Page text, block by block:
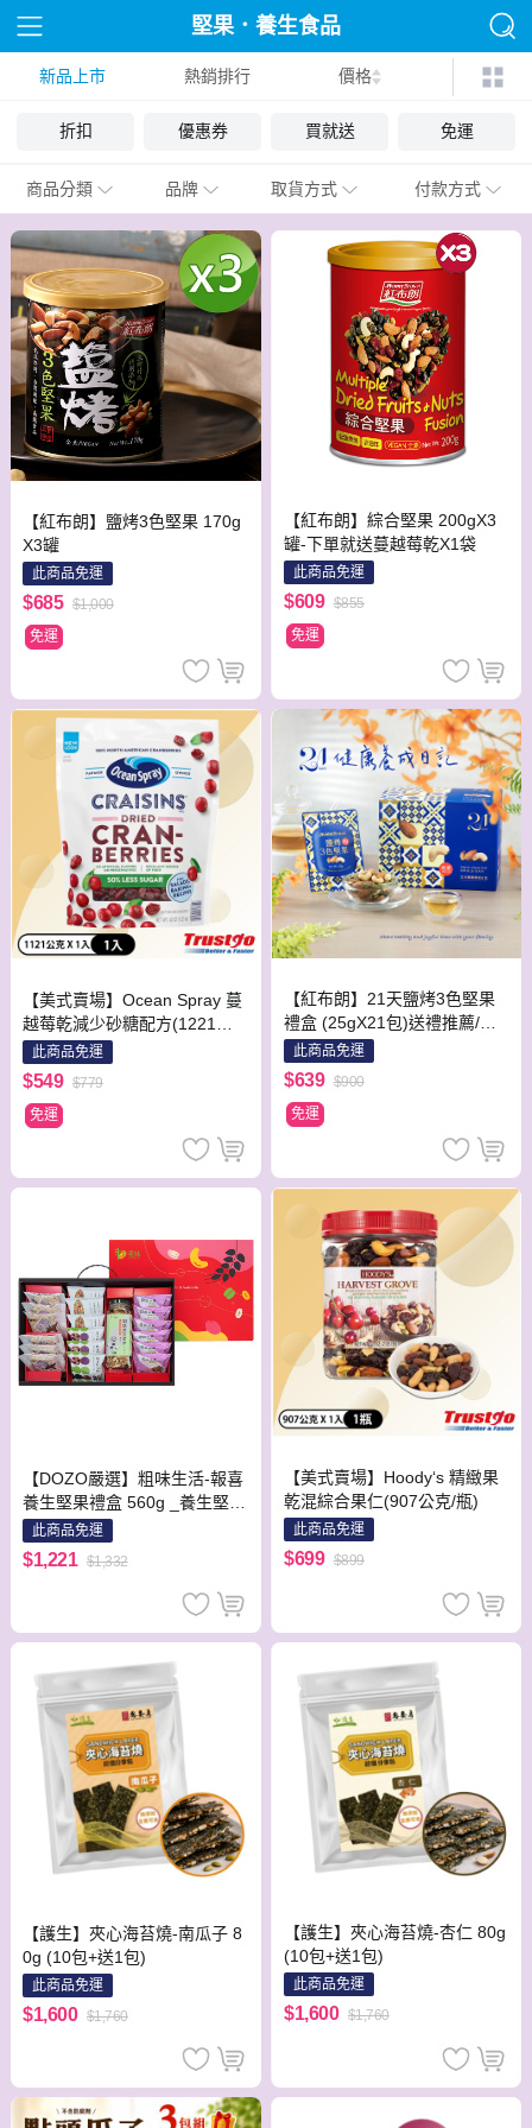
堅果．養生食品
新品上市 熱銷排行 價格
折扣 優惠券 買就送 免運
商品分類 品牌 取貨方式 付款方式
【紅布朗】鹽烤3色堅果 170g
X3罐
此商品免運
$685 $1,000
免運
【紅布朗】綜合堅果 200gX3
罐-下單就送蔓越莓乾X1袋
此商品免運
$609 $855
免運
【美式賣場】Ocean Spray 蔓
越莓乾減少砂糖配方(1221公
克/包)
此商品免運
$549 $779
免運
【紅布朗】21天鹽烤3色堅果
禮盒 (25gX21包)送禮推薦/年
節/春節/過年/新年/新春
此商品免運
$639 $900
免運
【DOZO嚴選】粗味生活-報喜
養生堅果禮盒 560g _養生堅果
1罐 +腰果南瓜子米果+杏仁蔓
越莓米果+玉米水果酥+糙米堅
果酥+藜麥核桃米果_1罐+18包
此商品免運
$1,221 $1,332
【美式賣場】Hoody‘s 精緻果
乾混綜合果仁(907公克/瓶)
此商品免運
$699 $899
【護生】夾心海苔燒-南瓜子 8
0g (10包+送1包)
此商品免運
$1,600 $1,760
【護生】夾心海苔燒-杏仁 80g
(10包+送1包)
此商品免運
$1,600 $1,760